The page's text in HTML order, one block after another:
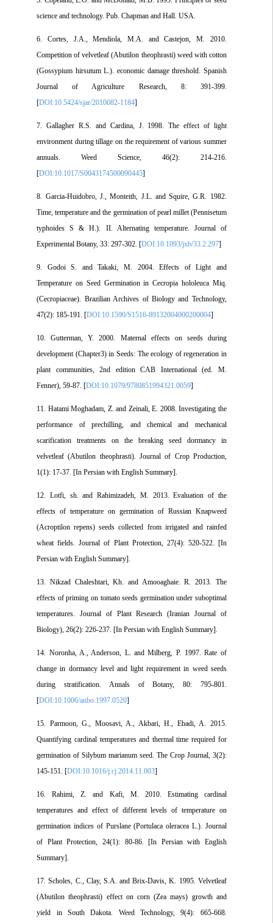
science and technology. Pub. Chapman and Hall. USA.
6. Cortes, J.A., Mendiola, M.A. and Castejon, M. 2010.
Competition of velvetleaf (Abutilon theophrasti) weed with cotton
(Gossypium hirsutum L.). economic damage threshold. Spanish
Journal of Agriculture Research, 8: 391-399.
[DOI:10.5424/sjar/2010082-1184
7. Gallagher R.S. and Cardina, J. 1998. The effect of light
environment during tillage on the requirement of various summer
annuals. Weed Science, 46(2): 214-216.
[DOI:10.1017/S0043174500090445
8. Garcia-Huidobro, J., Monteith, J.L. and Squire, G.R. 1982.
Time, temperature and the germination of pearl millet (Pennisetum
typhoides S & H.). II. Alternating temperature. Journal of
Experimental Botany, 33: 297-302. [DOI:10.1093/jxb/33.2.297
9. Godoi S. and Takaki, M. 2004. Effects of Light and
Temperature on Seed Germination in Cecropia hololeuca Miq.
(Cecropiaceae). Brazilian Archives of Biology and Technology,
47(2): 185-191. [DOI:10.1590/S1516-89132004000200004
10. Gutterman, Y. 2000. Maternal effects on seeds during
development (Chapter3) in Seeds: The ecology of regeneration in
plant communities, 2nd edition CAB International (ed. M.
Fenner), 59-87. [DOI:10.1079/9780851994321.0059
11. Hatami Moghadam, Z. and Zeinali, E. 2008. Investigating the
performance of prechilling, and chemical and mechanical
scarification treatments on the breaking seed dormancy in
velvetleaf (Abutilon theophrasti). Journal of Crop Production,
1(1): 17-37. [In Persian with English Summary].
12. Lotfi, sh. and Rahimizadeh, M. 2013. Evaluation of the
effects of temperature on germination of Russian Knapweed
(Acroptilon repens) seeds collected from irrigated and rainfed
wheat fields. Journal of Plant Protection, 27(4): 520-522. [In
Persian with English Summary].
13. Nikzad Chaleshtari, Kh. and Amooaghaie. R. 2013. The
effects of priming on tomato seeds germination under suboptimal
temperatures. Journal of Plant Research (Iranian Journal of
Biology), 26(2): 226-237. [In Persian with English Summary].
14. Noronha, A., Anderson, L. and Milberg, P. 1997. Rate of
change in dormancy level and light requirement in weed seeds
during stratification. Annals of Botany, 80: 795-801.
[DOI:10.1006/anbo.1997.0520
15. Parmoon, G., Moosavi, A., Akbari, H., Ebadi, A. 2015.
Quantifying cardinal temperatures and thermal time required for
germination of Silybum marianum seed. The Crop Journal, 3(2):
145-151. [DOI:10.1016/j.cj.2014.11.003
16. Rahimi, Z. and Kafi, M. 2010. Estimating cardinal
temperatures and effect of different levels of temperature on
germination indices of Purslane (Portulaca oleracea L.). Journal
of Plant Protection, 24(1): 80-86. [In Persian with English
Summary].
17. Scholes, C., Clay, S.A. and Brix-Davis, K. 1995. Velvetleaf
(Abutilon theophrasti) effect on corn (Zea mays) growth and
yield in South Dakota. Weed Technology, 9(4): 665-668.